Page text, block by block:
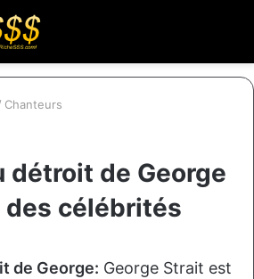
Chanteurs
détroit de George
des célébrités
de George: George Strait est